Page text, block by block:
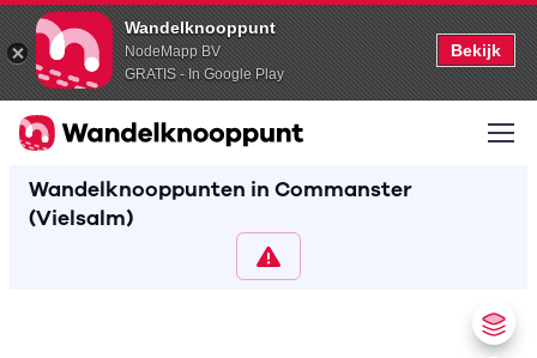
Wandelknooppunt
NodeMapp BV
GRATIS - In Google Play
Bekijk
Wandelknooppunten in Commanster
(Vielsalm)